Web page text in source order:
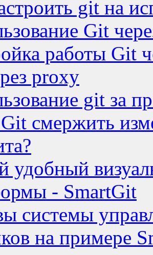
git на
Git
работы Git
proxy
git за
смержить
удобный
- SmartGit
системы
на примере